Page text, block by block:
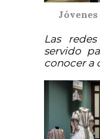
Las
servido
conocer a